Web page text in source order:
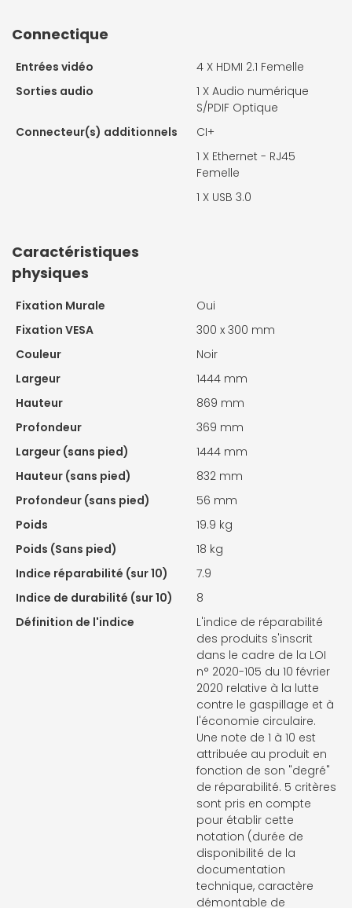
Connectique
Entrées vidéo 4 X HDMI 2.1 Femelle
Sorties audio
1 X Audio numérique
S/PDIF Optique
Connecteur(s) additionnels
CI+
1 X Ethernet - RJ45
Femelle
1 X USB 3.0
Caractéristiques
physiques
Fixation Murale
Oui
Fixation VESA
300 x 300 mm
Couleur
Noir
Largeur
1444 mm
Hauteur
869 mm
Profondeur
369 mm
Largeur (sans pied)
1444 mm
Hauteur (sans pied)
832 mm
Profondeur (sans pied)
56 mm
Poids
19.9 kg
Poids (Sans pied)
18 kg
Indice réparabilité (sur 10)
7.9
Indice de durabilité (sur 10)
8
Définition de l'indice
L'indice de réparabilité
des produits s'inscrit
dans le cadre de la LOI
n° 2020-105 du 10 février
2020 relative à la lutte
contre le gaspillage et à
l'économie circulaire.
Une note de 1 à 10 est
attribuée au produit en
fonction de son "degré"
de réparabilité. 5 critères
sont pris en compte
pour établir cette
notation (durée de
disponibilité de la
documentation
technique, caractère
démontable de